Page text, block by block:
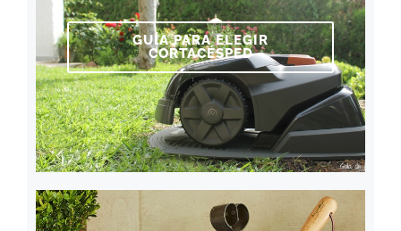
GUÍA PARA ELEGIR
CORTACÉSPED